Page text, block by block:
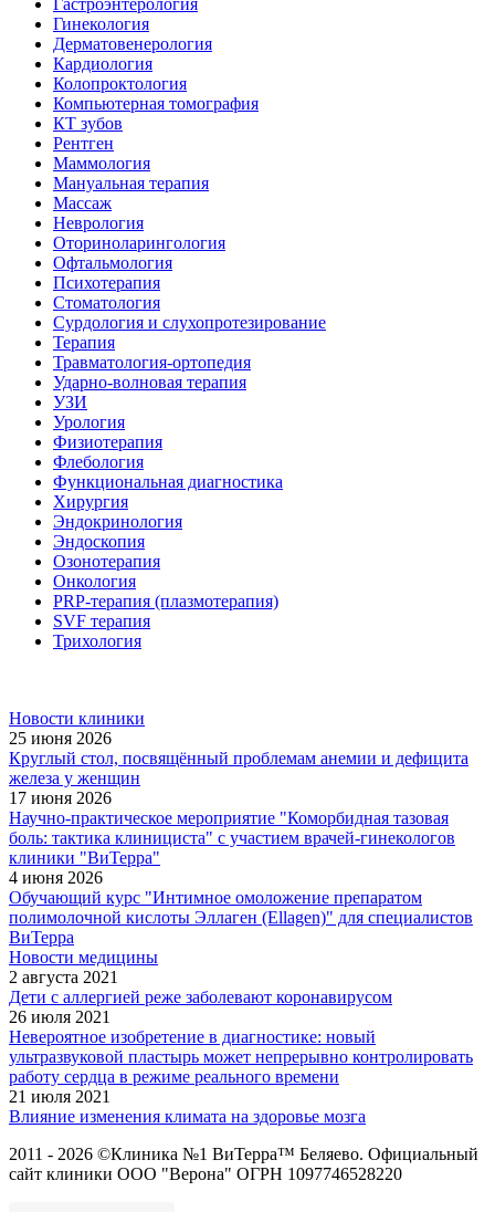
Гастроэнтерология
Гинекология
Дерматовенерология
Кардиология
Колопроктология
Компьютерная томография
КТ зубов
Рентген
Маммология
Мануальная терапия
Массаж
Неврология
Оториноларингология
Офтальмология
Психотерапия
Стоматология
Сурдология и слухопротезирование
Терапия
Травматология-ортопедия
Ударно-волновая терапия
УЗИ
Урология
Физиотерапия
Флебология
Функциональная диагностика
Хирургия
Эндокринология
Эндоскопия
Озонотерапия
Онкология
PRP-терапия (плазмотерапия)
SVF терапия
Трихология
Новости клиники
25 июня 2026
Круглый стол, посвящённый проблемам анемии и дефицита
железа у женщин
17 июня 2026
Научно-практическое мероприятие "Коморбидная тазовая
боль: тактика клинициста" с участием врачей-гинекологов
клиники "ВиТерра"
4 июня 2026
Обучающий курс "Интимное омоложение препаратом
полимолочной кислоты Эллаген (Ellagen)" для специалистов
ВиТерра
Новости медицины
2 августа 2021
Дети с аллергией реже заболевают коронавирусом
26 июля 2021
Невероятное изобретение в диагностике: новый
ультразвуковой пластырь может непрерывно контролировать
работу сердца в режиме реального времени
21 июля 2021
Влияние изменения климата на здоровье мозга
2011 - 2026 ©Клиника №1 ВиТерра™ Беляево. Официальный
сайт клиники ООО "Верона" ОГРН 1097746528220